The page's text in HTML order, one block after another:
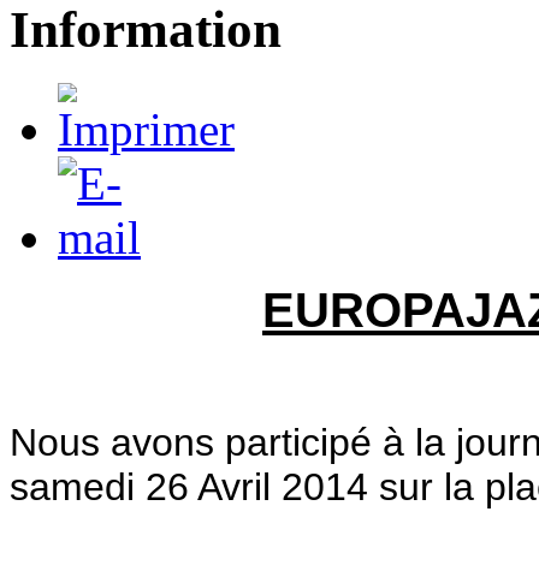
Information
Nous avons participé à la
samedi 26 Avril 2014 sur la